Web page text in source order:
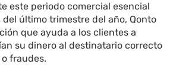
este periodo comercial esencial
del último trimestre del año, Qonto
que ayuda a los clientes a
su dinero al destinatario correcto
fraudes.